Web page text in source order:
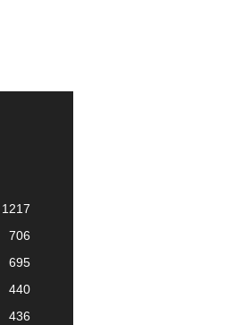
1217
706
695
440
436